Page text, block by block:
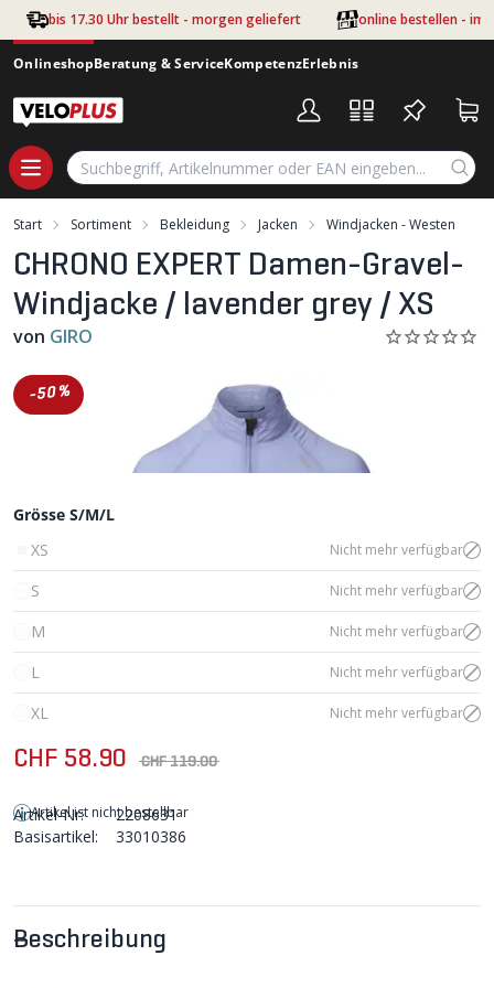
Zum Hauptinhalt springen
bis 17.30 Uhr bestellt - morgen geliefert online bestellen - im
OnlineshopBeratung & ServiceKompetenzErlebnis
Start Sortiment Bekleidung Jacken Windjacken - Westen
CHRONO EXPERT Damen-Gravel-
Windjacke / lavender grey / XS
von GIRO
-50%
Beschreibung
Grösse S/M/L
XS
Nicht mehr verfügbar
S Nicht mehr verfügbar
M Nicht mehr verfügbar
L Nicht mehr verfügbar
XL Nicht mehr verfügbar
CHF 58.90 CHF 119.00
Artikel ist nicht bestellbar
Artikel-Nr:
2208631
Basisartikel:
33010386